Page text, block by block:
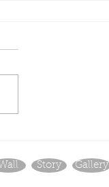
Wall Story Gallery